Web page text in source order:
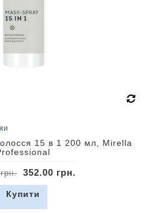
15 в 1 200 мл, Mirella
352.00 грн.
Купити